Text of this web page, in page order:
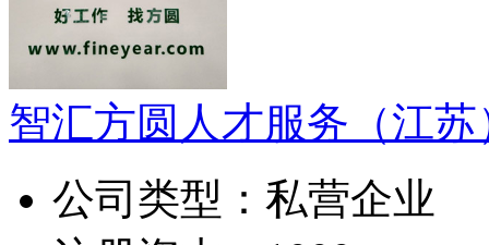
智汇方圆人才服务（江
公司类型： 私营企业